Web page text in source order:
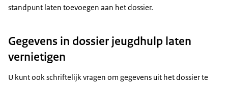
standpunt laten toevoegen aan het dossier.
Gegevens in dossier jeugdhulp laten
vernietigen
U kunt ook schriftelijk vragen om gegevens uit het dossier te